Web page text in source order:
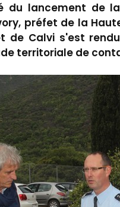
du lancement de
préfet de la
de Calvi s'est
territoriale de